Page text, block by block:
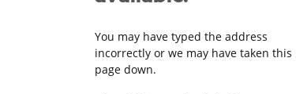
You may have typed the address
incorrectly or we may have taken this
page down.